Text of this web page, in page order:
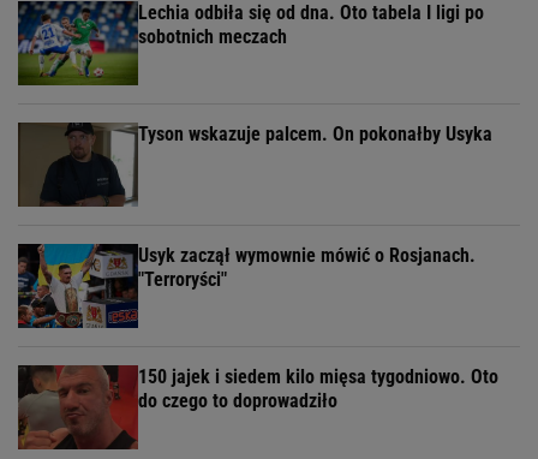
Lechia odbiła się od dna. Oto tabela I ligi po
sobotnich meczach
Tyson wskazuje palcem. On pokonałby Usyka
Usyk zaczął wymownie mówić o Rosjanach.
"Terroryści"
150 jajek i siedem kilo mięsa tygodniowo. Oto
do czego to doprowadziło